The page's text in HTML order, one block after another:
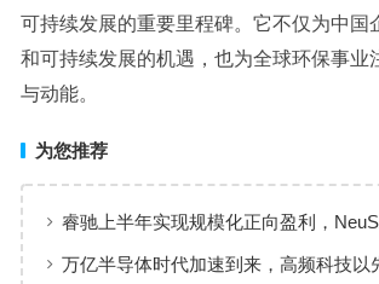
可持续发展的重要里程碑。它不仅为中国
和可持续发展的机遇，也为全球环保事业
与动能。
为您推荐
睿驰上半年实现规模化正向盈利，
能汽车软件增长新引擎
万亿半导体时代加速到来，高频科技以